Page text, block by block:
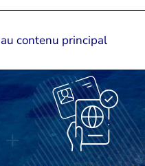
contenu principal